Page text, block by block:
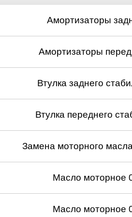
Амортизаторы
Амортизаторы
Втулка заднего
Втулка переднего
Замена моторного
Масло моторное
Масло моторное